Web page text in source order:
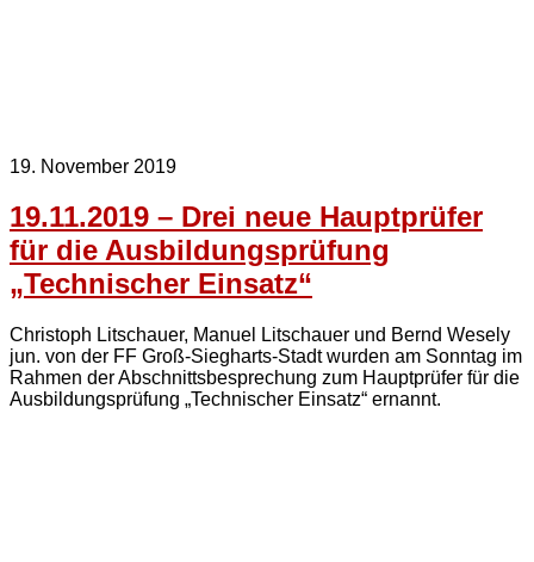
19. November 2019
19.11.2019 – Drei neue Hauptprüfer
für die Ausbildungsprüfung
„Technischer Einsatz“
Christoph Litschauer, Manuel Litschauer und Bernd Wesely
jun. von der FF Groß-Siegharts-Stadt wurden am Sonntag im
Rahmen der Abschnittsbesprechung zum Hauptprüfer für die
Ausbildungsprüfung „Technischer Einsatz“ ernannt.